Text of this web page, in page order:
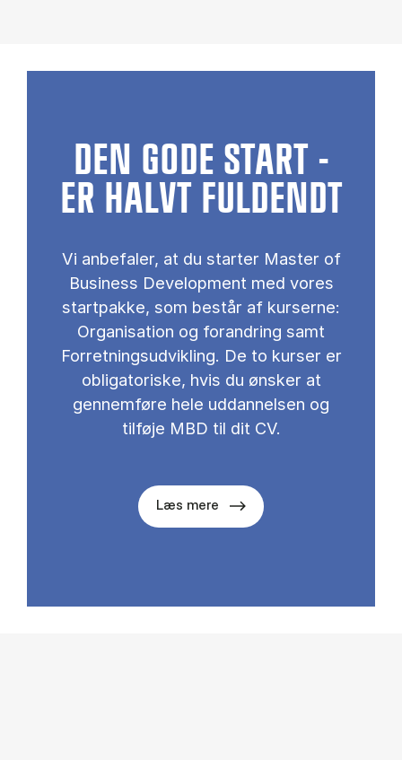
DEN GODE START -
ER HALVT FULDENDT
Vi anbefaler, at du starter Master of
Business Development med vores
startpakke, som består af kurserne:
Organisation og forandring samt
Forretningsudvikling. De to kurser er
obligatoriske, hvis du ønsker at
gennemføre hele uddannelsen og
tilføje MBD til dit CV.
Læs mere